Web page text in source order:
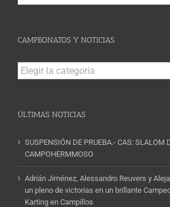
CAMPEONATOS Y NOTICIAS
Campeonatos
y
ÚLTIMAS NOTICIAS
SUSPENSIÓN DE PRUEBA.- CAS: SLALOM
CAMPOHERMMOSO
Adrián Jiménez, Alessandro Reuvers y
un pleno de victorias en un brillante
Karting en Campillos